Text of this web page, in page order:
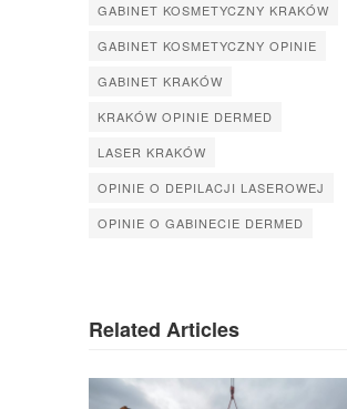
GABINET KOSMETYCZNY KRAKÓW
GABINET KOSMETYCZNY OPINIE
GABINET KRAKÓW
KRAKÓW OPINIE DERMED
LASER KRAKÓW
OPINIE O DEPILACJI LASEROWEJ
OPINIE O GABINECIE DERMED
Related Articles